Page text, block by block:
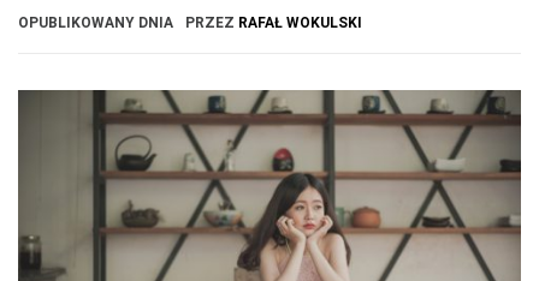
OPUBLIKOWANY DNIA PRZEZ RAFAŁ WOKULSKI